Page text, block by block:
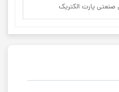
صنعتی پارت الکتریک